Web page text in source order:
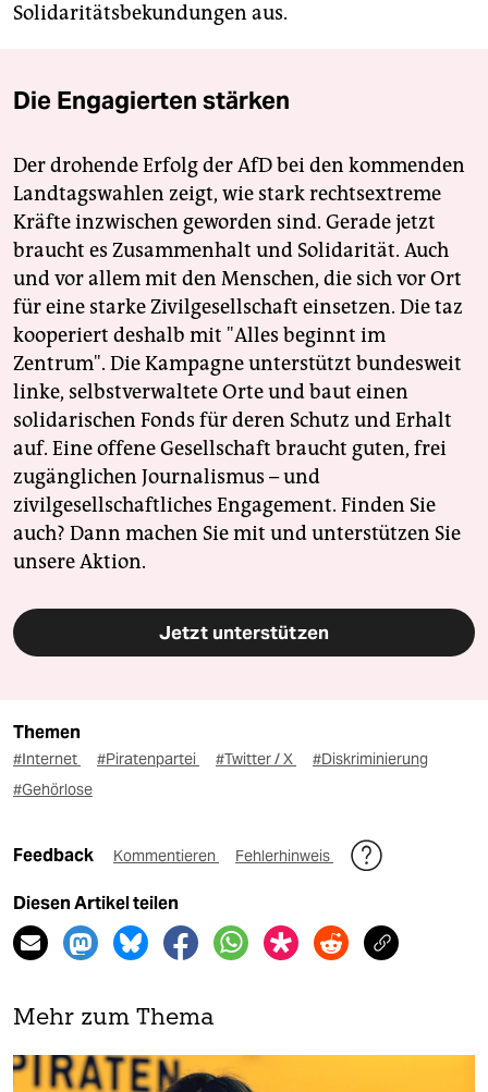
Solidaritätsbekundungen aus.
Die Engagierten stärken
Der drohende Erfolg der AfD bei den kommenden
Landtagswahlen zeigt, wie stark rechtsextreme
Kräfte inzwischen geworden sind. Gerade jetzt
braucht es Zusammenhalt und Solidarität. Auch
und vor allem mit den Menschen, die sich vor Ort
für eine starke Zivilgesellschaft einsetzen. Die taz
kooperiert deshalb mit "Alles beginnt im
Zentrum". Die Kampagne unterstützt bundesweit
linke, selbstverwaltete Orte und baut einen
solidarischen Fonds für deren Schutz und Erhalt
auf. Eine offene Gesellschaft braucht guten, frei
zugänglichen Journalismus – und
zivilgesellschaftliches Engagement. Finden Sie
auch? Dann machen Sie mit und unterstützen Sie
unsere Aktion.
Jetzt unterstützen
Themen
#Internet #Piratenpartei #Twitter / X
#Diskriminierung
#Gehörlose
Feedback Kommentieren Fehlerhinweis
Diesen Artikel teilen
Mehr zum Thema